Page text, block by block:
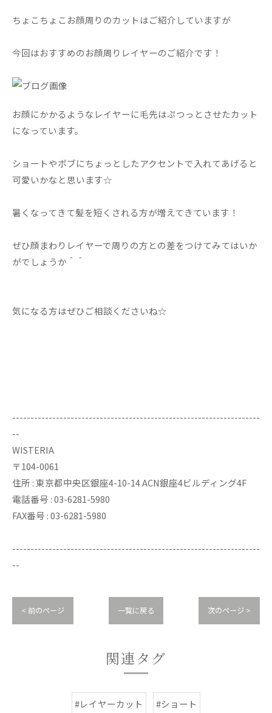
ちょこちょこお顔周りのカットはご紹介していますが
今回はおすすめのお顔周りレイヤーのご紹介です！
お顔にかかるようなレイヤーに毛先はぷつっとさせたカット
になっています。
ショートやボブにちょっとしたアクセントで入れてあげると
可愛いかなと思います☆
暑くなってきて髪を短くされる方が増えてきています！
ぜひ顔まわりレイヤーで周りの方との差をつけてみてはいか
がでしょうか＾＾
気になる方はぜひご相談くださいね☆
--------------------------------------------------------------------
--
WISTERIA
〒104-0061
住所 : 東京都中央区銀座4-10-14 ACN銀座4ビルディング4F
電話番号 : 03-6281-5980
FAX番号 : 03-6281-5980
--------------------------------------------------------------------
--
< 前のページ 一覧に戻る 次のページ >
関連タグ
#レイヤーカット #ショート